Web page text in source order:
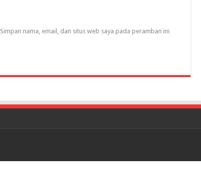
Simpan nama, email, dan situs web saya pada peramban ini